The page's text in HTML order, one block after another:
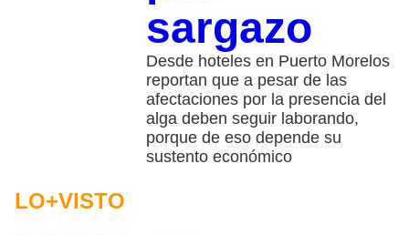
sargazo
Desde hoteles en Puerto Morelos
reportan que a pesar de las
afectaciones por la presencia del
alga deben seguir laborando,
porque de eso depende su
sustento económico
LO+VISTO